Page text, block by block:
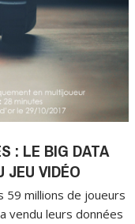
: LE BIG DATA
JEU VIDÉO
59 millions de joueurs
vendu leurs données